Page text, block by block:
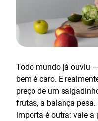
Todo mundo já ouviu
bem é caro. E
preço de um
frutas, a balança
importa é outra: vale a